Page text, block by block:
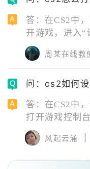
答：在CS2中
开游戏，进入“
脑控制”选项，
可设置成第五
戏中点下键盘
“bot_add”就能
周某在线教
问：cs2如何
答：在CS2中
打开游戏控制
一键发刀。
风起云涌